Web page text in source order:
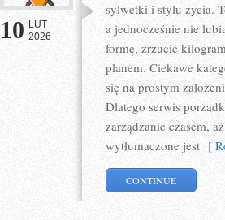
10 LUT
2026
sylwetki i stylu życia.
a jednocześnie nie
formę, zrzucić
planem. Ciekawe
się na prostym
Dlatego serwis
zarządzanie czasem,
wytłumaczone jest [
CONTINUE